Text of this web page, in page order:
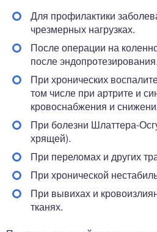
Для профилактики
чрезмерных нагрузках.
После операции на
после эндопротезирования.
При хронических
том числе при артрите и
кровоснабжения и
При болезни Шлаттера-
хрящей).
При переломах и других
При хронической
При вывихах и
тканях.